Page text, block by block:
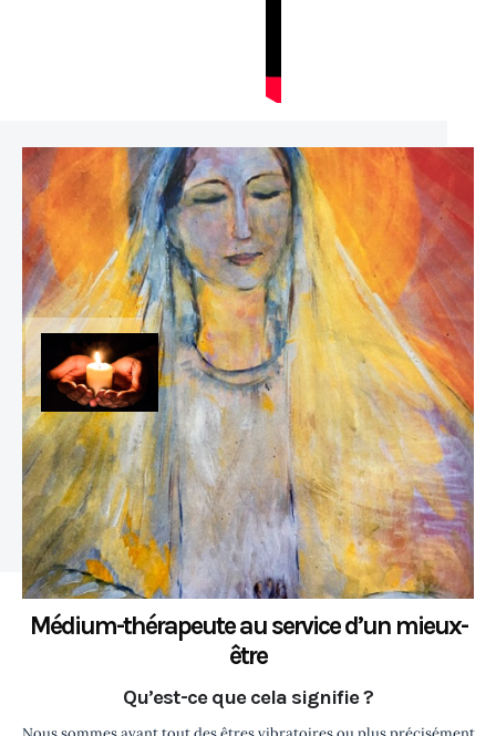
Médium-thérapeute au service d’un mieux-
être
Qu’est-ce que cela signifie ?